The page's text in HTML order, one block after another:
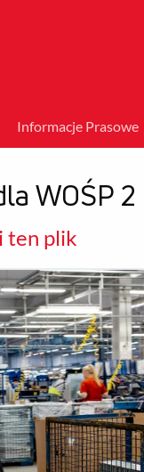
Informacje Prasowe
WOŚP 2
ten plik